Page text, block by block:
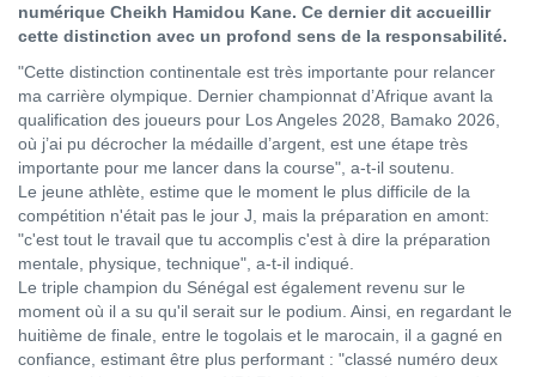
numérique Cheikh Hamidou Kane. Ce dernier dit accueillir
cette distinction avec un profond sens de la responsabilité.
"Cette distinction continentale est très importante pour relancer
ma carrière olympique. Dernier championnat d’Afrique avant la
qualification des joueurs pour Los Angeles 2028, Bamako 2026,
où j’ai pu décrocher la médaille d’argent, est une étape très
importante pour me lancer dans la course", a-t-il soutenu.
Le jeune athlète, estime que le moment le plus difficile de la
compétition n'était pas le jour J, mais la préparation en amont:
"c'est tout le travail que tu accomplis c'est à dire la préparation
mentale, physique, technique", a-t-il indiqué.
Le triple champion du Sénégal est également revenu sur le
moment où il a su qu'il serait sur le podium. Ainsi, en regardant le
huitième de finale, entre le togolais et le marocain, il a gagné en
confiance, estimant être plus performant : "classé numéro deux